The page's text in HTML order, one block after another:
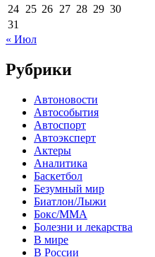
24 25 26 27 28 29 30
31
« Июл
Рубрики
Автоновости
Автособытия
Автоспорт
Автоэксперт
Актеры
Аналитика
Баскетбол
Безумный мир
Биатлон/Лыжи
Бокс/MMA
Болезни и лекарства
В мире
В России